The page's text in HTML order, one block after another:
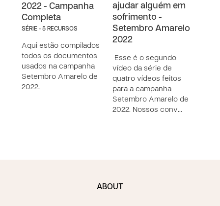
2022 - Campanha
Completa
SÉRIE - 5 RECURSOS
Aqui estão compilados
todos os documentos
usados na campanha
Setembro Amarelo de
2022.
ajudar alguém em
sofrimento -
Setembro Amarelo
2022
Esse é o segundo
vídeo da série de
quatro vídeos feitos
para a campanha
Setembro Amarelo de
2022. Nossos conv…
ABOUT